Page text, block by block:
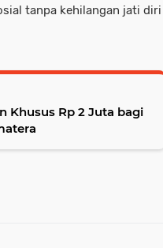
tanpa kehilangan jati diri
Khusus Rp 2 Juta bagi